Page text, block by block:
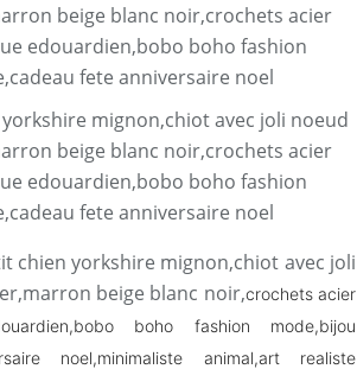
chien yorkshire mignon,chiot avec joli
beige blanc noir,crochets acier
boho fashion mode,bijou
noel,minimaliste animal,art realiste